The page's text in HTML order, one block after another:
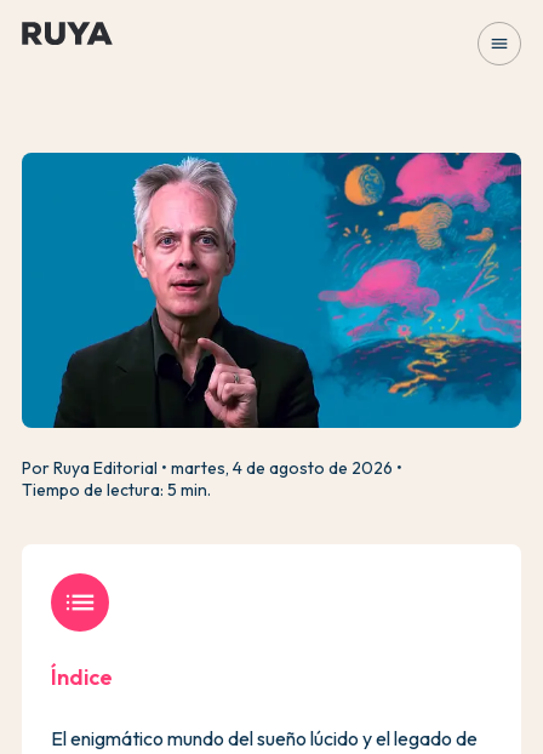
menu
Por Ruya Editorial
martes, 4 de agosto de 2026
Tiempo de lectura: 5 min.
list
Índice
El enigmático mundo del sueño lúcido y el legado de